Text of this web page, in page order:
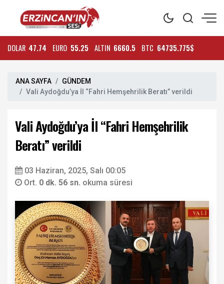
DOLAR 47.74 EURO 55.25 ALTIN 6660.5 BTC 64735.775$
ANA SAYFA
GÜNDEM
Vali Aydoğdu’ya İl “Fahri Hemşehrilik Beratı” verildi
Vali Aydoğdu’ya İl “Fahri Hemşehrilik
Beratı” verildi
03 Haziran, 2025, Salı 00:05
Ort. 0 dk. 56 sn. okuma süresi